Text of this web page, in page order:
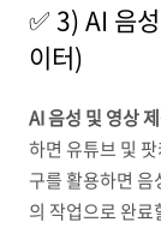
✅ 3) AI 음
이터)
AI 음성 및 영상
하면 유튜브 및
구를 활용하면
의 작업으로 완료